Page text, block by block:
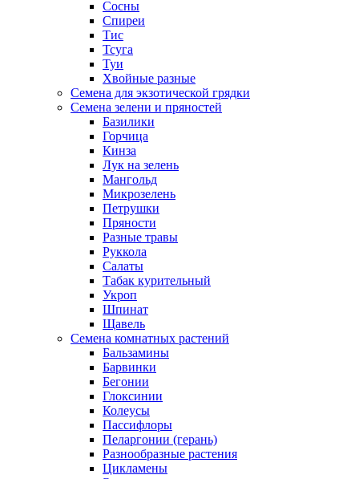
Сосны
Спиреи
Тис
Тсуга
Туи
Хвойные разные
Семена для экзотической грядки
Семена зелени и пряностей
Базилики
Горчица
Кинза
Лук на зелень
Мангольд
Микрозелень
Петрушки
Пряности
Разные травы
Руккола
Салаты
Табак курительный
Укроп
Шпинат
Щавель
Семена комнатных растений
Бальзамины
Барвинки
Бегонии
Глоксинии
Колеусы
Пассифлоры
Пеларгонии (герань)
Разнообразные растения
Цикламены